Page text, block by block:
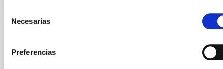
Necesarias
Preferencias